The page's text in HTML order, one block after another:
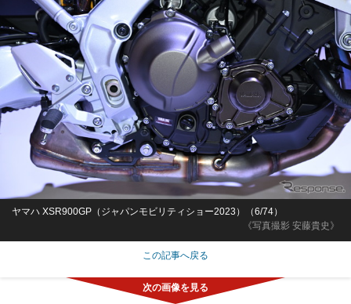
《写真撮影 安藤貴史》
ヤマハ XSR900GP（ジャパンモビリティショー2023）（6/74）
この記事へ戻る